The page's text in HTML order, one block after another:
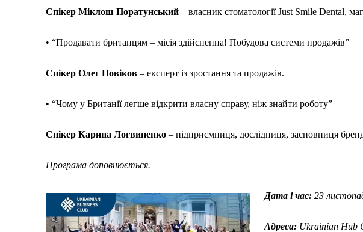
Спікер Міклош Поратунський – власник стоматології Just Smile Dental,
• “Продавати британцям – місія здійсненна! Побудова системи продажів”
Спікер Олег Новіков – експерт із зростання та продажів.
• “Чому у Британії легше відкрити власну справу, ніж знайти роботу”
Спікер Карина Логвиненко – підприємниця, дослідниця, засновниця
Програма доповнюється.
Дата і час: 23
Адреса: Ukrainian Hub